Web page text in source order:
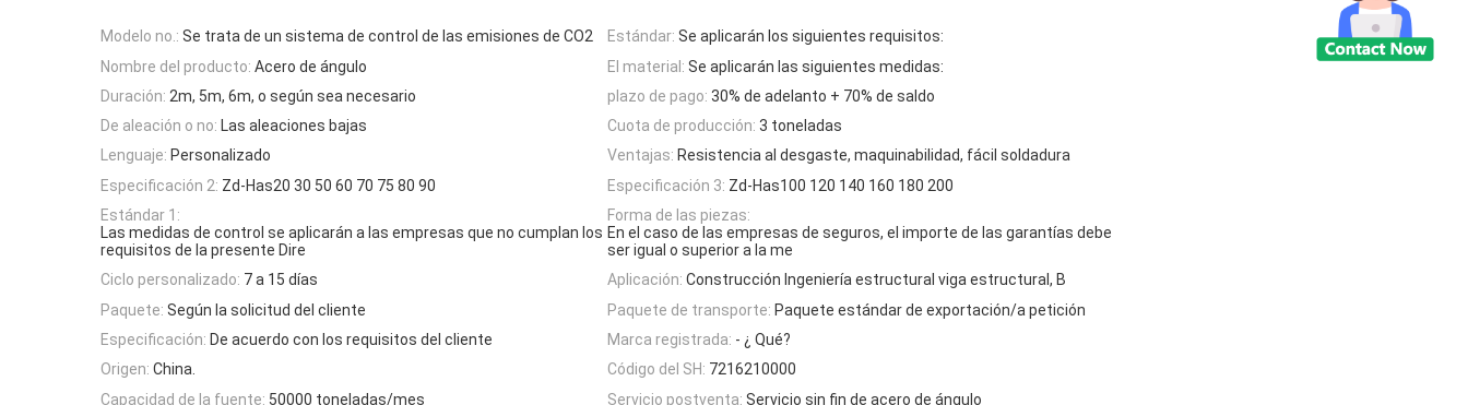
Modelo no.: Se trata de un sistema de control de las emisiones de CO2 Estándar: Se aplicarán los siguientes requisitos:
Nombre del producto: Acero de ángulo El material: Se aplicarán las siguientes medidas:
Duración: 2m, 5m, 6m, o según sea necesario plazo de pago: 30% de adelanto + 70% de saldo
De aleación o no: Las aleaciones bajas Cuota de producción: 3 toneladas
Lenguaje: Personalizado Ventajas: Resistencia al desgaste, maquinabilidad, fácil soldadura
Especificación 2: Zd-Has20 30 50 60 70 75 80 90 Especificación 3: Zd-Has100 120 140 160 180 200
Estándar 1:
Las medidas de control se aplicarán a las empresas que no cumplan los
requisitos de la presente Dire
Forma de las piezas:
En el caso de las empresas de seguros, el importe de las garantías debe
ser igual o superior a la me
Ciclo personalizado: 7 a 15 días Aplicación: Construcción Ingeniería estructural viga estructural, B
Paquete: Según la solicitud del cliente Paquete de transporte: Paquete estándar de exportación/a petición
Especificación: De acuerdo con los requisitos del cliente Marca registrada: - ¿ Qué?
Origen: China. Código del SH: 7216210000
Capacidad de la fuente: 50000 toneladas/mes Servicio postventa: Servicio sin fin de acero de ángulo